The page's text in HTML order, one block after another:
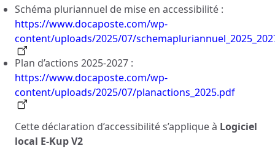
Schéma pluriannuel de mise en accessibilité :
https://www.docaposte.com/wp-
content/uploads/2025/07/
Plan d’actions 2025-2027 :
https://www.docaposte.com/wp-
content/uploads/2025/07/planactions_2025.pdf
Cette déclaration d’accessibilité s’applique à Logiciel
local E-Kup V2